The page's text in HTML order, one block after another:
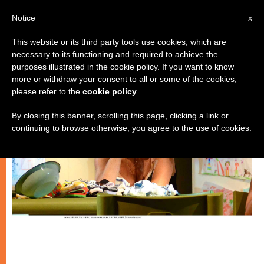
ARTE E CULTURA
x
Notice
This website or its third party tools use cookies, which are
necessary to its functioning and required to achieve the
purposes illustrated in the cookie policy. If you want to know
more or withdraw your consent to all or some of the cookies,
please refer to the cookie policy
By closing this banner, scrolling this page, clicking a link or
continuing to browse otherwise, you agree to the use of cookies.